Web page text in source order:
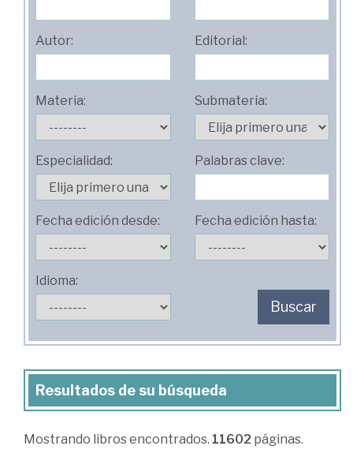
Autor: Editorial:
Materia: Submateria:
Especialidad: Palabras clave:
Fecha edición desde: Fecha edición hasta:
Idioma:
Buscar
Resultados de su búsqueda
Mostrando libros encontrados. 11602 páginas.